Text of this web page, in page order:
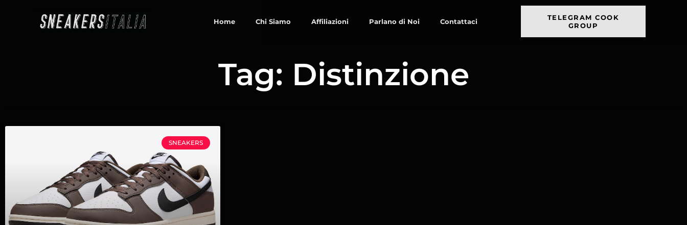
Home Chi Siamo Affiliazioni Parlano di Noi Contattaci
TELEGRAM COOK
GROUP
Tag: Distinzione
SNEAKERS